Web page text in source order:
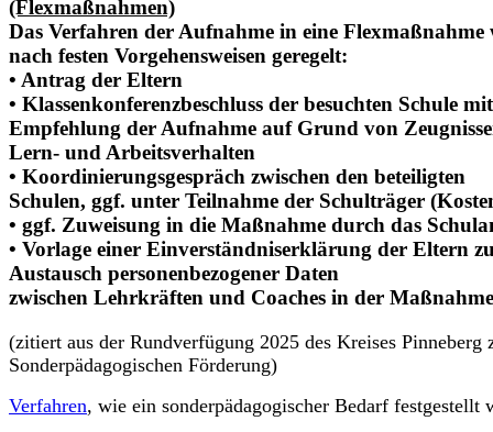
(Flexmaßnahmen)
Das Verfahren der Aufnahme in eine Flexmaßnahme
nach festen Vorgehensweisen geregelt:
• Antrag der Eltern
• Klassenkonferenzbeschluss der besuchten Schule mit
Empfehlung der Aufnahme auf Grund von
Lern- und Arbeitsverhalten
• Koordinierungsgespräch zwischen den beteiligten
Schulen, ggf. unter Teilnahme der Schulträger
• ggf. Zuweisung in die Maßnahme durch das
• Vorlage einer Einverständniserklärung der Eltern
Austausch personenbezogener Daten
zwischen Lehrkräften und Coaches in der Maßnahme
(zitiert aus der Rundverfügung 2025 des Kreises Pinneberg
Sonderpädagogischen Förderung)
Verfahren, wie ein sonderpädagogischer Bedarf festgestellt